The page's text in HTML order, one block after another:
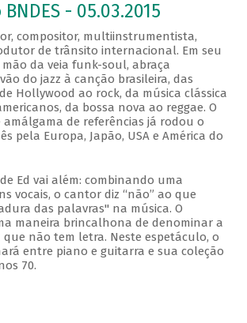
- 05.03.2015
compositor, multiinstrumentista,
de trânsito internacional. Em seu
da veia funk-soul, abraça
do jazz à canção brasileira, das
Hollywood ao rock, da música clássica
da bossa nova ao reggae. O
de referências já rodou o
pela Europa, Japão, USA e América do
Ed vai além: combinando uma
vocais, o cantor diz “não” ao que
das palavras" na música. O
maneira brincalhona de denominar a
não tem letra. Neste espetáculo, o
entre piano e guitarra e sua coleção
70.